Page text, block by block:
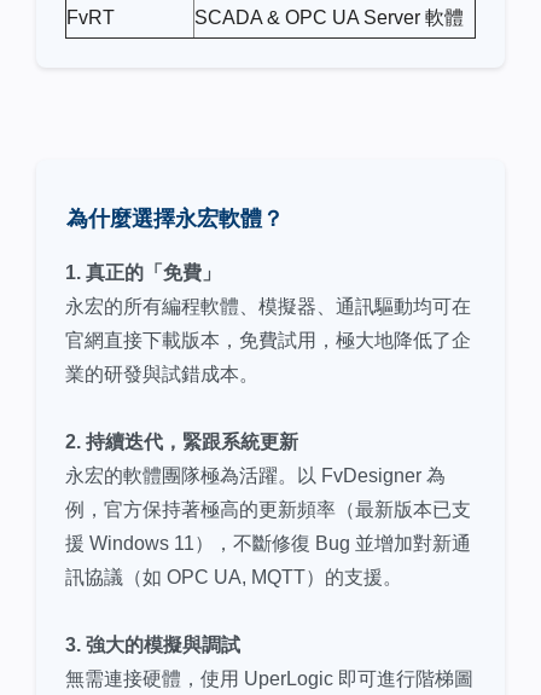
FvRT
SCADA & OPC UA Server 軟體
為什麼選擇永宏軟體？
​1. 真正的「免費」
永宏的所有編程軟體、模擬器、通訊驅動均可在
官網直接下載版本，免費試用，極大地降低了企
業的研發與試錯成本。
2. 持續迭代，緊跟系統更新
永宏的軟體團隊極為活躍。以 FvDesigner 為
例，官方保持著極高的更新頻率（最新版本已支
援 Windows 11），不斷修復 Bug 並增加對新通
訊協議（如 OPC UA, MQTT）的支援。
3. 強大的模擬與調試
無需連接硬體，使用 UperLogic 即可進行階梯圖